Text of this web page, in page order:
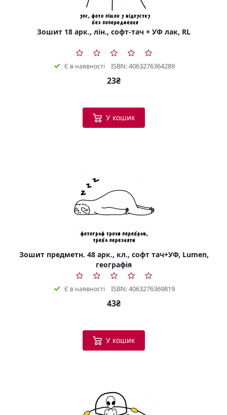
Зошит 18 арк., лін., софт-тач + УФ лак, RL
Є в наявності ISBN: 4063276364289
23₴
У кошик
Зошит предметн. 48 арк., кл., софт тач+УФ, Lumen,
географія
Є в наявності ISBN: 4063276369819
43₴
У кошик